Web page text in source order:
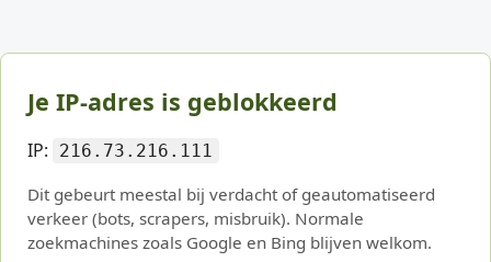
Je IP-adres is geblokkeerd
IP: 216.73.216.111
Dit gebeurt meestal bij verdacht of geautomatiseerd
verkeer (bots, scrapers, misbruik). Normale
zoekmachines zoals Google en Bing blijven welkom.